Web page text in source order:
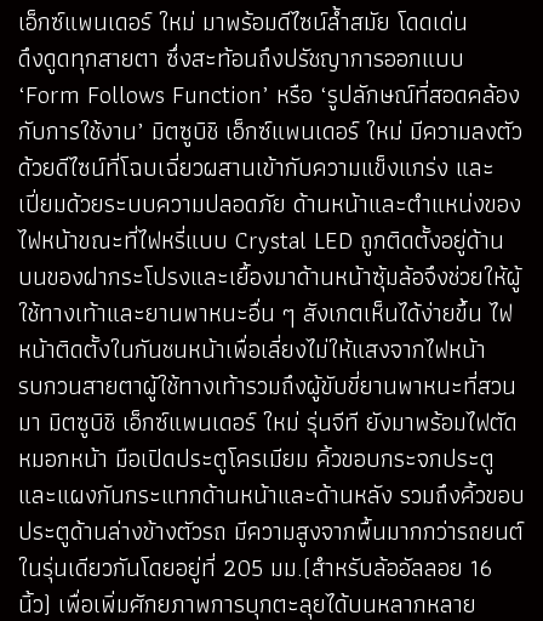
เอ็กซ์แพนเดอร์ ใหม่ มาพร้อมดีไซน์ล้ำสมัย โดดเด่น
ดึงดูดทุกสายตา ซึ่งสะท้อนถึงปรัชญาการออกแบบ
‘Form Follows Function’ หรือ ‘รูปลักษณ์ที่สอดคล้อง
กับการใช้งาน’ มิตซูบิชิ เอ็กซ์แพนเดอร์ ใหม่ มีความลงตัว
ด้วยดีไซน์ที่โฉบเฉี่ยวผสานเข้ากับความแข็งแกร่ง และ
เปี่ยมด้วยระบบความปลอดภัย ด้านหน้าและตำแหน่งของ
ไฟหน้าขณะที่ไฟหรี่แบบ Crystal LED ถูกติดตั้งอยู่ด้าน
บนของฝากระโปรงและเยื้องมาด้านหน้าซุ้มล้อจึงช่วยให้ผู้
ใช้ทางเท้าและยานพาหนะอื่น ๆ สังเกตเห็นได้ง่ายขึ้น ไฟ
หน้าติดตั้งในกันชนหน้าเพื่อเลี่ยงไม่ให้แสงจากไฟหน้า
รบกวนสายตาผู้ใช้ทางเท้ารวมถึงผู้ขับขี่ยานพาหนะที่สวน
มา มิตซูบิชิ เอ็กซ์แพนเดอร์ ใหม่ รุ่นจีที ยังมาพร้อมไฟตัด
หมอกหน้า มือเปิดประตูโครเมียม คิ้วขอบกระจกประตู
และแผงกันกระแทกด้านหน้าและด้านหลัง รวมถึงคิ้วขอบ
ประตูด้านล่างข้างตัวรถ มีความสูงจากพื้นมากกว่ารถยนต์
ในรุ่นเดียวกันโดยอยู่ที่ 205 มม.(สำหรับล้ออัลลอย 16
นิ้ว) เพื่อเพิ่มศักยภาพการบุกตะลุยได้บนหลากหลาย